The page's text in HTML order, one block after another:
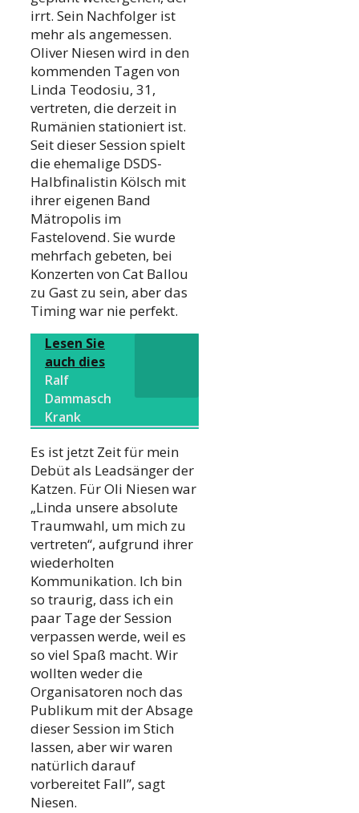
irrt. Sein Nachfolger ist
mehr als angemessen.
Oliver Niesen wird in den
kommenden Tagen von
Linda Teodosiu, 31,
vertreten, die derzeit in
Rumänien stationiert ist.
Seit dieser Session spielt
die ehemalige DSDS-
Halbfinalistin Kölsch mit
ihrer eigenen Band
Mätropolis im
Fastelovend. Sie wurde
mehrfach gebeten, bei
Konzerten von Cat Ballou
zu Gast zu sein, aber das
Timing war nie perfekt.
Lesen Sie
auch dies
Ralf
Dammasch
Krank
Es ist jetzt Zeit für mein
Debüt als Leadsänger der
Katzen. Für Oli Niesen war
„Linda unsere absolute
Traumwahl, um mich zu
vertreten“, aufgrund ihrer
wiederholten
Kommunikation. Ich bin
so traurig, dass ich ein
paar Tage der Session
verpassen werde, weil es
so viel Spaß macht. Wir
wollten weder die
Organisatoren noch das
Publikum mit der Absage
dieser Session im Stich
lassen, aber wir waren
natürlich darauf
vorbereitet Fall”, sagt
Niesen.